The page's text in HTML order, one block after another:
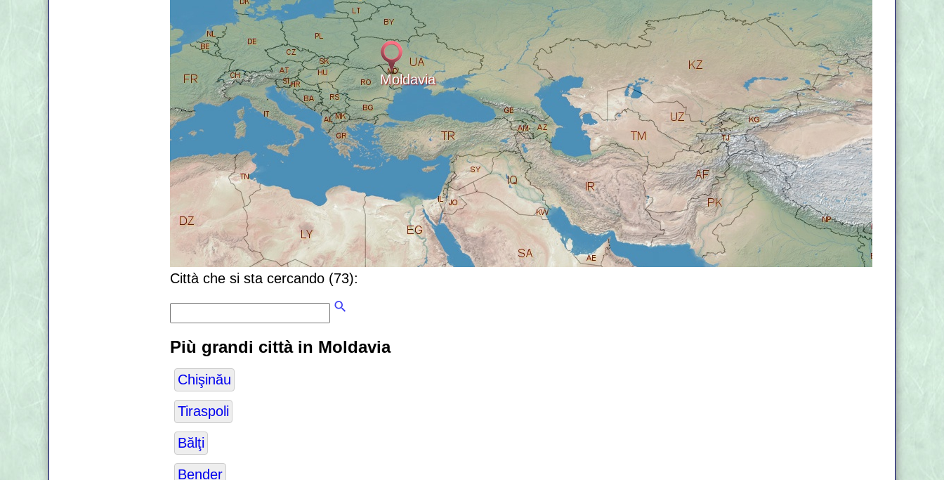
Moldavia
Città che si sta cercando (73):
Più grandi città in Moldavia
Chişinău
Tiraspoli
Bălţi
Bender